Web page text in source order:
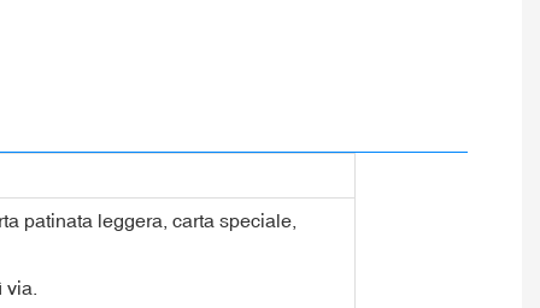
patinata leggera, carta speciale,